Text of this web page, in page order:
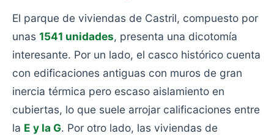
El parque de viviendas de Castril, compuesto por
unas 1541 unidades, presenta una dicotomía
interesante. Por un lado, el casco histórico cuenta
con edificaciones antiguas con muros de gran
inercia térmica pero escaso aislamiento en
cubiertas, lo que suele arrojar calificaciones entre
la E y la G. Por otro lado, las viviendas de